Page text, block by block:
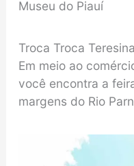
Museu do Piauí
Troca Troca Teresina
Em meio ao
você encontra a
margens do Rio